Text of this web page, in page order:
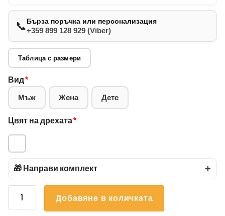
📞Бърза поръчка или персонализация
+359 899 128 929 (Viber)
Таблица с размери
Вид*
Мъж Жена Дете
Цвят на дрехата*
🎁 Направи комплект +
количество
Добавяне в количката